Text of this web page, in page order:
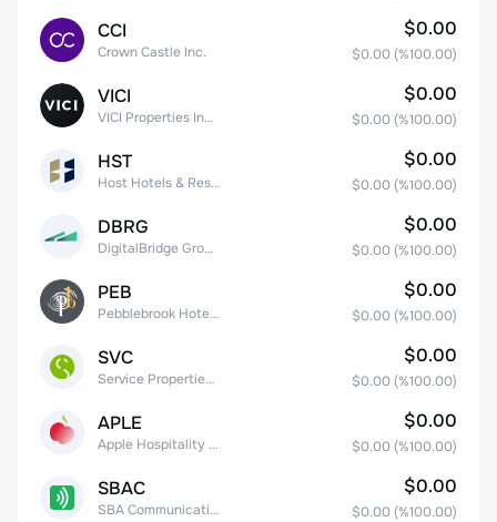
CCI
Crown Castle Inc.
$0.00
$0.00 (%100.00)
VICI
VICI Properties Inc. Common Stock
$0.00
$0.00 (%100.00)
HST
Host Hotels & Resorts, Inc.
$0.00
$0.00 (%100.00)
DBRG
DigitalBridge Group, Inc.
$0.00
$0.00 (%100.00)
PEB
Pebblebrook Hotel Trust
$0.00
$0.00 (%100.00)
SVC
Service Properties Trust Common Stock
$0.00
$0.00 (%100.00)
APLE
Apple Hospitality REIT, Inc.
$0.00
$0.00 (%100.00)
SBAC
SBA Communications Corp
$0.00
$0.00 (%100.00)